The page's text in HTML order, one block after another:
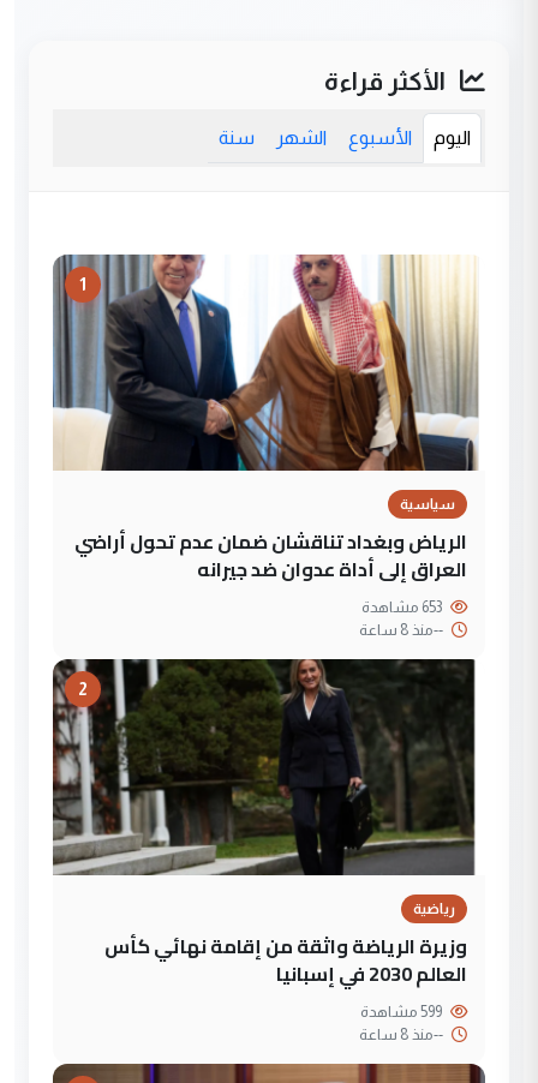
الأكثر قراءة
اليوم الأسبوع الشهر سنة
1
سياسية
الرياض وبغداد تناقشان ضمان عدم تحول أراضي
العراق إلى أداة عدوان ضد جيرانه
--منذ 8 ساعة
2
رياضية
وزيرة الرياضة واثقة من إقامة نهائي كأس
العالم 2030 في إسبانيا
--منذ 8 ساعة